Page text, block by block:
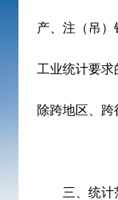
产、注（吊
工业统计要
除跨地区、跨
三、统计